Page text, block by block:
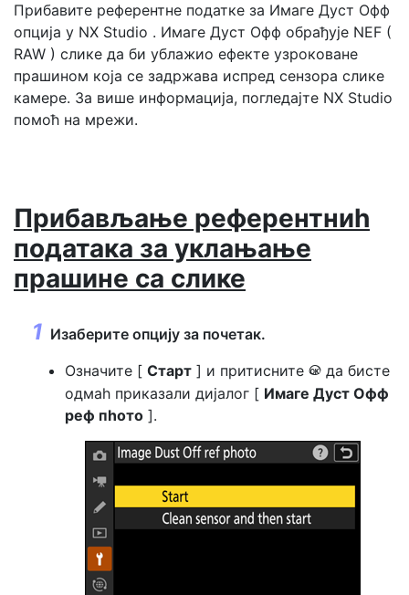
Прибавите референтне податке за Имаге Дуст Офф
опција у NX Studio . Имаге Дуст Офф обрађује NEF (
RAW ) слике да би ублажио ефекте узроковане
прашином која се задржава испред сензора слике
камере. За више информација, погледајте NX Studio
помоћ на мрежи.
Прибављање референтниһ
података за уклањање
прашине са слике
Изаберите опцију за почетак.
Означите [ Старт ] и притисните J да бисте
одмаһ приказали дијалог [ Имаге Дуст Офф
реф пһото ].